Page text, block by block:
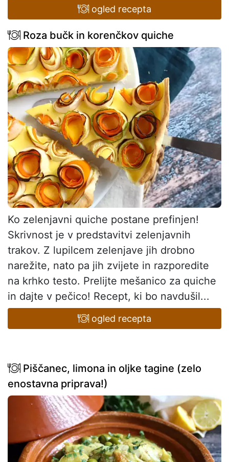
ogled recepta
Roza bučk in korenčkov quiche
Ko zelenjavni quiche postane prefinjen!
Skrivnost je v predstavitvi zelenjavnih
trakov. Z lupilcem zelenjave jih drobno
narežite, nato pa jih zvijete in razporedite
na krhko testo. Prelijte mešanico za quiche
in dajte v pečico! Recept, ki bo navdušil...
ogled recepta
Piščanec, limona in oljke tagine (zelo
enostavna priprava!)